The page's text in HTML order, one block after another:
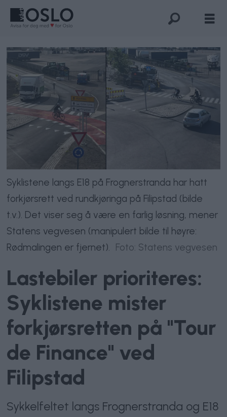
Syklistene langs E18 på Frognerstranda har hatt
forkjørsrett ved rundkjøringa på Filipstad (bilde
t.v.). Det viser seg å være en farlig løsning, mener
Statens vegvesen (manipulert bilde til høyre:
Rødmalingen er fjernet). Foto: Statens vegvesen
Lastebiler prioriteres:
Syklistene mister
forkjørsretten på "Tour
de Finance" ved
Filipstad
Sykkelfeltet langs Frognerstranda og E18